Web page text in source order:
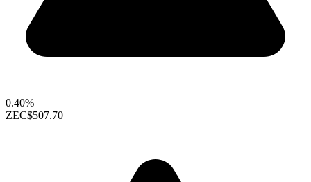
0.40%
ZEC$507.70